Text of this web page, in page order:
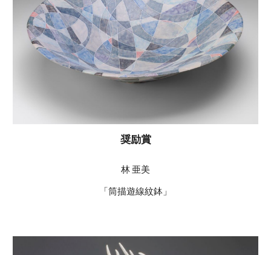
奨励賞
林 亜美
「筒描遊線紋鉢」